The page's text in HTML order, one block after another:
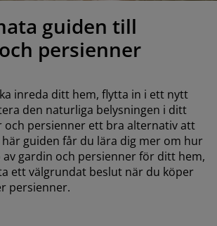
guiden till
persienner
inreda ditt hem, flytta in i ett nytt
den naturliga belysningen i ditt
och persienner ett bra alternativ att
guiden får du lära dig mer om hur
gardin och persienner för ditt hem,
ett välgrundat beslut när du köper
persienner.